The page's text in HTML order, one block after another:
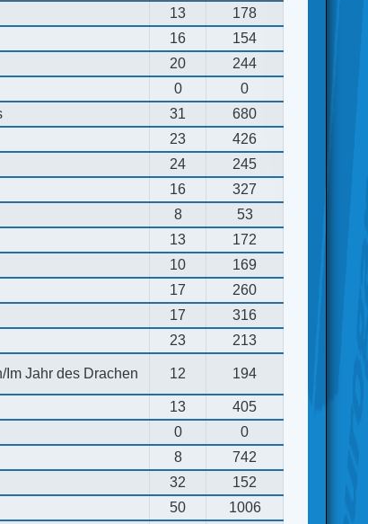
13
178
16
154
20
244
0
0
31
680
23
426
24
245
16
327
8
53
13
172
10
169
17
260
17
316
23
213
Im Jahr des Drachen 12 194
13
405
0
0
8
742
32
152
50
1006